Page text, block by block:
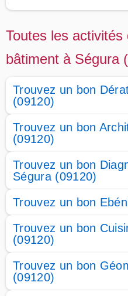
Toutes les activités
bâtiment à Ségura
Trouvez un bon
(09120)
Trouvez un bon
(09120)
Trouvez un bon
Ségura (09120)
Trouvez un bon
Trouvez un bon
(09120)
Trouvez un bon
(09120)